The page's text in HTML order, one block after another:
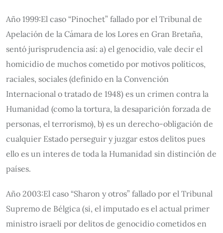
Año 1999:El caso “Pinochet” fallado por el Tribunal de
Apelación de la Cámara de los Lores en Gran Bretaña,
sentó jurisprudencia así: a) el genocidio, vale decir el
homicidio de muchos cometido por motivos políticos,
raciales, sociales (definido en la Convención
Internacional o tratado de 1948) es un crimen contra la
Humanidad (como la tortura, la desaparición forzada de
personas, el terrorismo), b) es un derecho-obligación de
cualquier Estado perseguir y juzgar estos delitos pues
ello es un interes de toda la Humanidad sin distinción de
países.
Año 2003:El caso “Sharon y otros” fallado por el Tribunal
Supremo de Bélgica (si, el imputado es el actual primer
ministro israelí por delitos de genocidio cometidos en